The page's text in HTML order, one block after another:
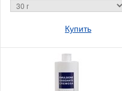
Купить